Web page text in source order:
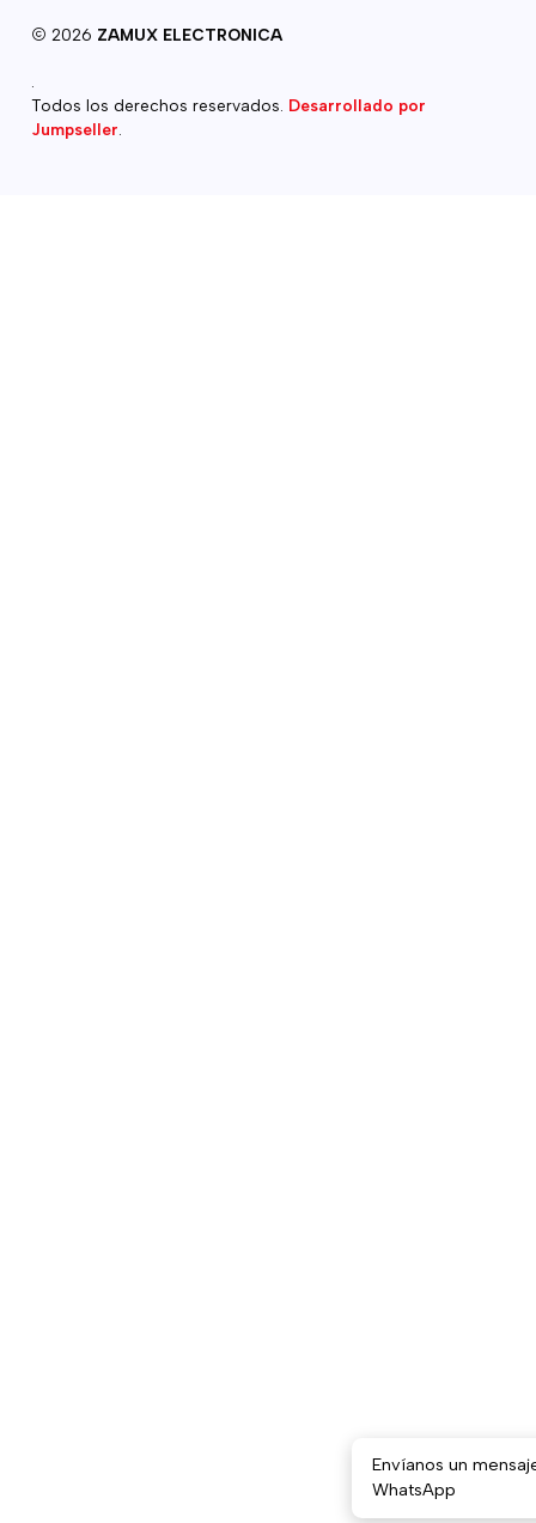
2026 ZAMUX ELECTRONICA
.
Todos los derechos reservados. Desarrollado por
Jumpseller.
Envíanos un
WhatsApp